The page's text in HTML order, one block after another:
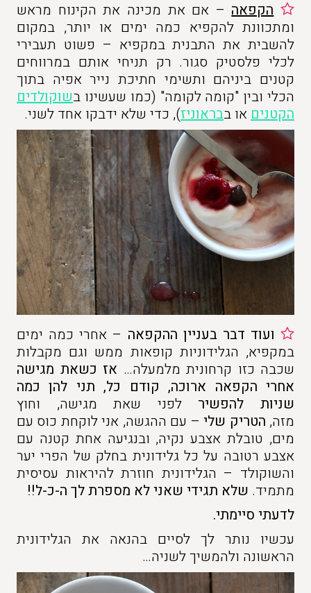
הקפאה– אם את מכינה את הקינוח מראש
ומתכוונת להקפיא כמה ימים או יותר, במקום
להשבית את התבנית במקפיא – פשוט תעבירי
לכלי פלסטיק סגור. רק תניחי אותם במרווחים
קטנים ביניהם ותשימי חתיכת נייר אפיה בתוך
הכלי ובין "קומה לקומה" (כמו שעשינו בשוקולדים
הקטנים או בבראוניז), כדי שלא ידבקו אחד לשני.
ועוד דבר בעניין ההקפאה – אחרי כמה ימים
במקפיא, הגלידוניות קופאות ממש וגם מקבלות
שכבה כזו קרחונית מלמעלה… אז כשאת מגישה
אחרי הקפאה ארוכה, קודם כל, תני להן כמה
שניות להפשיר לפני שאת מגישה, וחוץ
מזה, הטריק שלי– עם ההגשה, אני לוקחת כוס עם
מים, טובלת אצבע נקיה, ובנגיעה אחת קטנה עם
אצבע רטובה על כל גלידונית בחלק של הפרי יער
והשוקולד – הגלידונית חוזרת להיראות עסיסית
מתמיד. שלא תגידי שאני לא מספרת לך ה-כ-ל!!
לדעתי סיימתי.
עכשיו נותר לך לסיים בהנאה את הגלידונית
הראשונה ולהמשיך לשניה…